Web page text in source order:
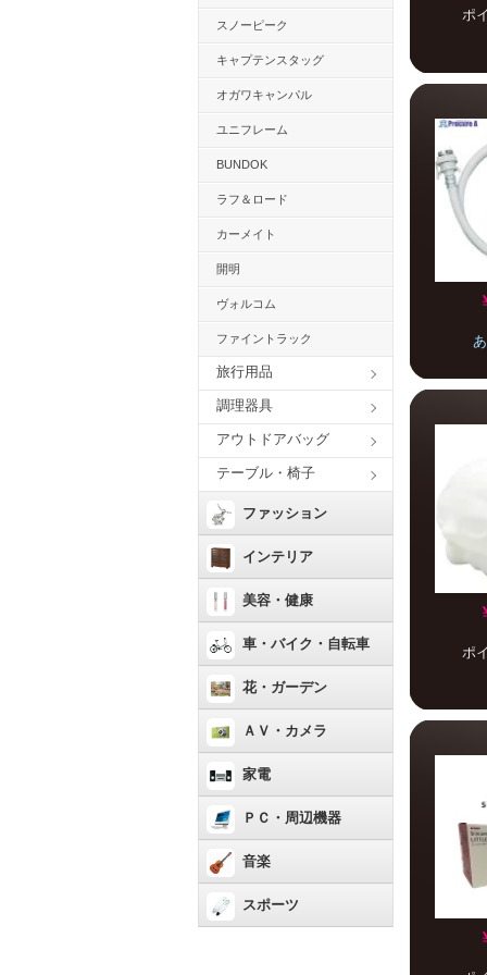
スノーピーク
キャプテンスタッグ
オガワキャンパル
ユニフレーム
BUNDOK
ラフ＆ロード
カーメイト
開明
ヴォルコム
ファイントラック
旅行用品
調理器具
アウトドアバッグ
テーブル・椅子
ファッション
インテリア
美容・健康
車・バイク・自転車
花・ガーデン
ＡＶ・カメラ
家電
ＰＣ・周辺機器
音楽
スポーツ
ポ
ポ